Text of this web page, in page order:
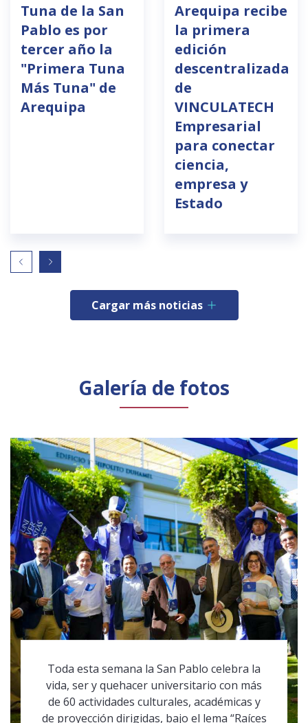
Tuna de la San
Pablo es por
tercer año la
"Primera Tuna
Más Tuna" de
Arequipa
Arequipa recibe
la primera
edición
descentralizada
de
VINCULATECH
Empresarial
para conectar
ciencia,
empresa y
Estado
Cargar más noticias
Galería de fotos
Toda esta semana la San Pablo celebra la
vida, ser y quehacer universitario con más
de 60 actividades culturales, académicas y
de proyección dirigidas, bajo el lema “Raíces